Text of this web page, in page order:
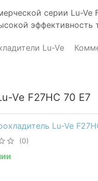
серии Lu-
Lu-Ve
Ve F27HC 70 E7
Lu-Ve
(0)